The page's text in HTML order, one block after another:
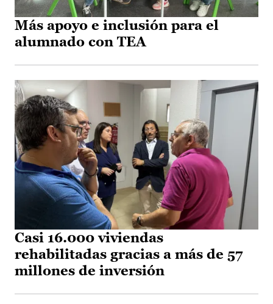
Más apoyo e inclusión para el
alumnado con TEA
Casi 16.000 viviendas
rehabilitadas gracias a más de 57
millones de inversión